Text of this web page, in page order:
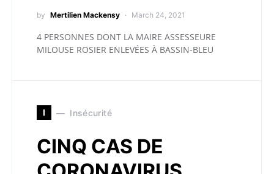
by Mertilien Mackensy March 24, 2021
4 PERSONNES DONT LA MAIRE ASSESSEURE
MILOUSE ROSIER ENLEVÉES À BASSIN-BLEU
I Insécurité
CINQ CAS DE